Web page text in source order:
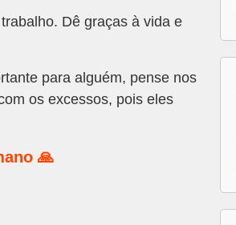
Dê graças à vida e
para alguém, pense nos
os excessos, pois eles
🙏